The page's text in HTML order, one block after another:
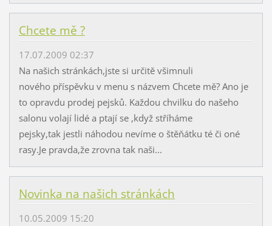
Chcete mě ?
17.07.2009 02:37
Na našich stránkách,jste si určitě všimnuli
nového příspěvku v menu s názvem Chcete mě? Ano je
to opravdu prodej pejsků. Každou chvilku do našeho
salonu volají lidé a ptají se ,když stříháme
pejsky,tak jestli náhodou nevíme o štěňátku té či oné
rasy.Je pravda,že zrovna tak naši...
Novinka na našich stránkách
10.05.2009 15:20